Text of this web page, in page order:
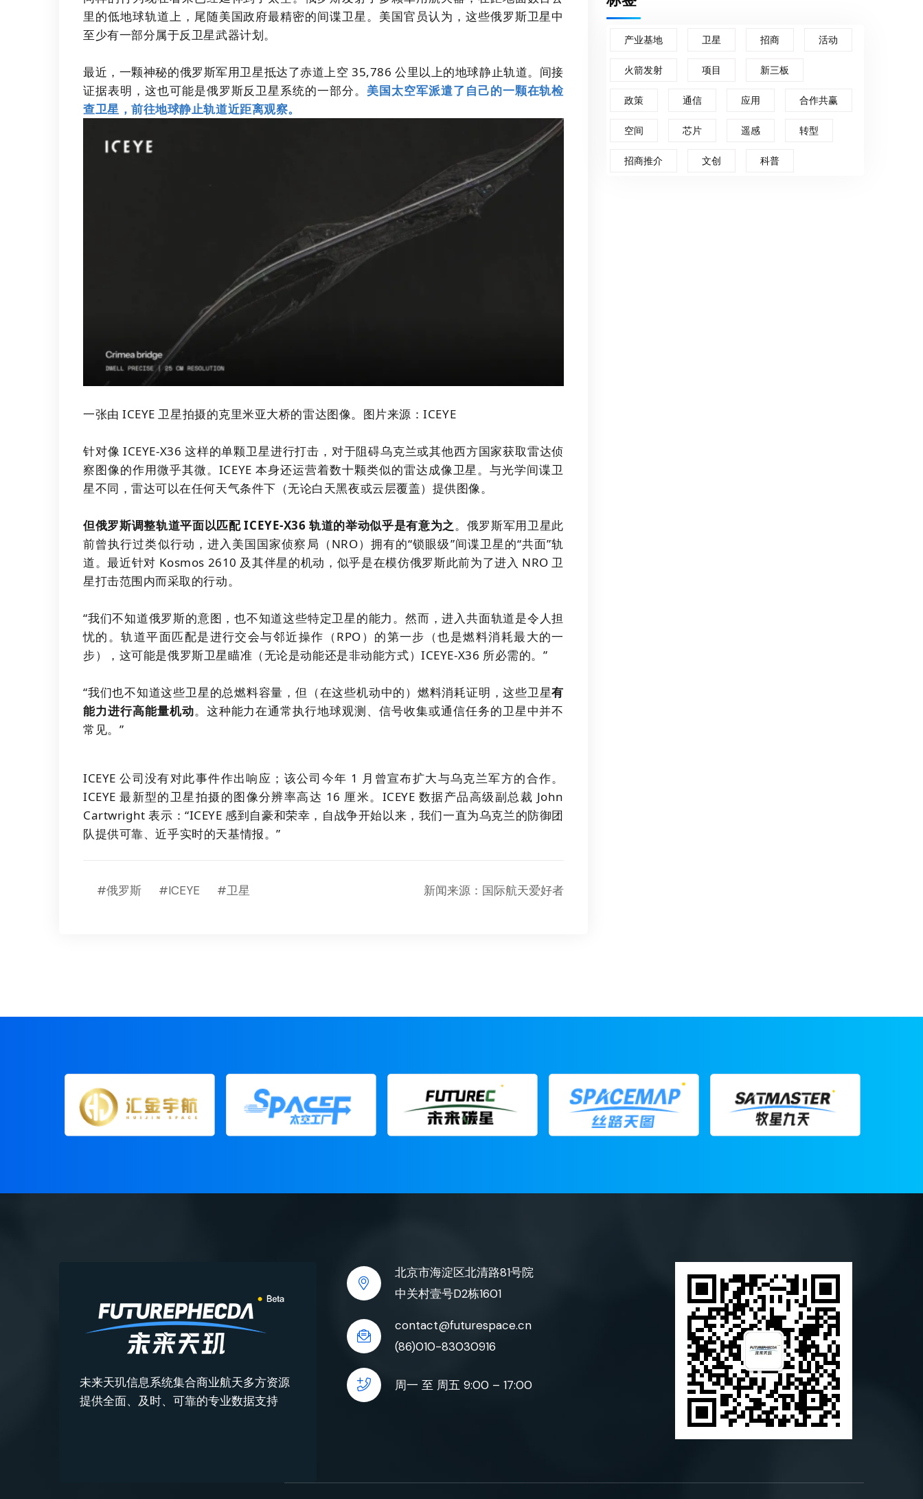
里的低地球轨道上，尾随美国政府最精密的间谍卫星。美国官员认为，这些俄罗斯卫星中
至少有一部分属于反卫星武器计划。
最近，一颗神秘的俄罗斯军用卫星抵达了赤道上空 35,786 公里以上的地球静止轨道。间接
证据表明，这也可能是俄罗斯反卫星系统的一部分。 美国太空军派遣了自己的一颗在轨检
查卫星，前往地球静止轨道近距离观察。
一张由 ICEYE 卫星拍摄的克里米亚大桥的雷达图像。图片来源：ICEYE
针对像 ICEYE-X36 这样的单颗卫星进行打击，对于阻碍乌克兰或其他西方国家获取雷达侦
察图像的作用微乎其微。ICEYE 本身还运营着数十颗类似的雷达成像卫星。与光学间谍卫
星不同，雷达可以在任何天气条件下（无论白天黑夜或云层覆盖）提供图像。
但俄罗斯调整轨道平面以匹配 ICEYE-X36 轨道的举动似乎是有意为之。俄罗斯军用卫星此
前曾执行过类似行动，进入美国国家侦察局（NRO）拥有的“锁眼级”间谍卫星的“共面”轨
道。最近针对 Kosmos 2610 及其伴星的机动，似乎是在模仿俄罗斯此前为了进入 NRO 卫
星打击范围内而采取的行动。
“我们不知道俄罗斯的意图，也不知道这些特定卫星的能力。然而，进入共面轨道是令人担
忧的。轨道平面匹配是进行交会与邻近操作（RPO）的第一步（也是燃料消耗最大的一
步），这可能是俄罗斯卫星瞄准（无论是动能还是非动能方式）ICEYE-X36 所必需的。”
“我们也不知道这些卫星的总燃料容量，但（在这些机动中的）燃料消耗证明，这些卫星有
能力进行高能量机动。这种能力在通常执行地球观测、信号收集或通信任务的卫星中并不
常见。”
ICEYE 公司没有对此事件作出响应；该公司今年 1 月曾宣布扩大与乌克兰军方的合作。
ICEYE 最新型的卫星拍摄的图像分辨率高达 16 厘米。 ICEYE 数据产品高级副总裁 John
Cartwright 表示：“ICEYE 感到自豪和荣幸，自战争开始以来，我们一直为乌克兰的防御团
队提供可靠、近乎实时的天基情报。”
#俄罗斯 #ICEYE #卫星 新闻来源：国际航天爱好者
产业基地 卫星 招商 活动
火箭发射 项目 新三板
政策 通信 应用 合作共赢
空间 芯片 遥感 转型
招商推介 文创 科普
未来天玑信息系统集合商业航天多方资源
提供全面、及时、可靠的专业数据支持
北京市海淀区北清路81号院
中关村壹号D2栋1601
contact@futurespace.cn
(86)010-83030916
周一 至 周五 9:00 – 17:00